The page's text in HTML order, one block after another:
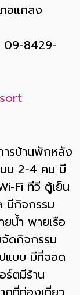
อแกลง
09-8429-
รบ้านพักหลัง
บ 2-4 คน มี
Fi ทีวี ตู้เย็น
มีกิจกรรม
ยน้ำ พายเรือ
ดกิจกรรม
แบบ มีที่จอด
ร์ตมีร้าน